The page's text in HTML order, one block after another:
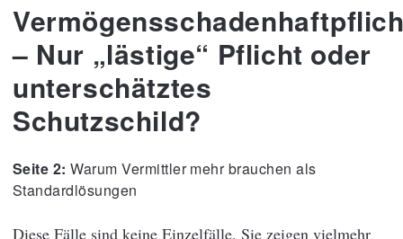
– Nur „lästige“ Pflicht oder
unterschätztes
Schutzschild?
Warum Vermittler mehr brauchen als
Standardlösungen
Diese Fälle sind keine Einzelfälle. Sie zeigen vielmehr